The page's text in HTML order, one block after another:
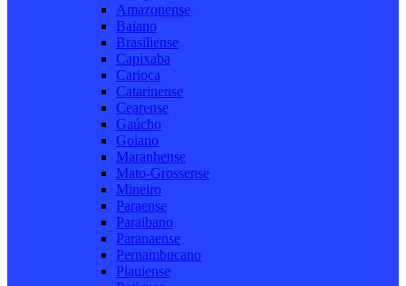
Amazonense
Baiano
Brasiliense
Capixaba
Carioca
Catarinense
Cearense
Gaúcho
Goiano
Maranhense
Mato-Grossense
Mineiro
Paraense
Paraibano
Paranaense
Pernambucano
Piauiense